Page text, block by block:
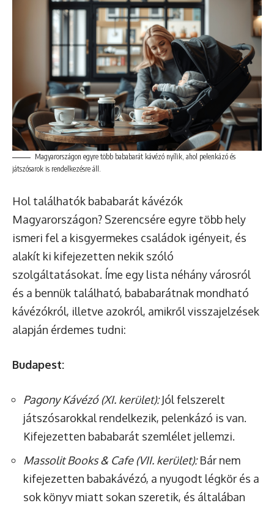
Magyarországon egyre több bababarát kávézó nyílik, ahol pelenkázó és
játszósarok is rendelkezésre áll.
Hol találhatók bababarát kávézók
Magyarországon? Szerencsére egyre több hely
ismeri fel a kisgyermekes családok igényeit, és
alakít ki kifejezetten nekik szóló
szolgáltatásokat. Íme egy lista néhány városról
és a bennük található, bababarátnak mondható
kávézókról, illetve azokról, amikről visszajelzések
alapján érdemes tudni:
Budapest:
Pagony Kávézó (XI. kerület):Jól felszerelt
játszósarokkal rendelkezik, pelenkázó is van.
Kifejezetten bababarát szemlélet jellemzi.
Massolit Books & Cafe (VII. kerület):Bár nem
kifejezetten babakávézó, a nyugodt légkör és a
sok könyv miatt sokan szeretik, és általában